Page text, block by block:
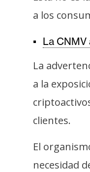
a los
La CNMV
La
a la
clientes.
El
necesidad